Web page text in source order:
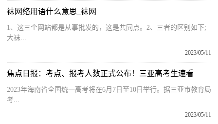
袜网络用语什么意思_袜网
1、这三个网站都是从事批发的，这是共同点。2、三者的区别如下;
大袜...
2023/05/11
焦点日报：考点、报考人数正式公布！三亚高考生速看
2023年海南省全国统一高考将在6月7日至10日举行。据三亚市教育局
考...
2023/05/11